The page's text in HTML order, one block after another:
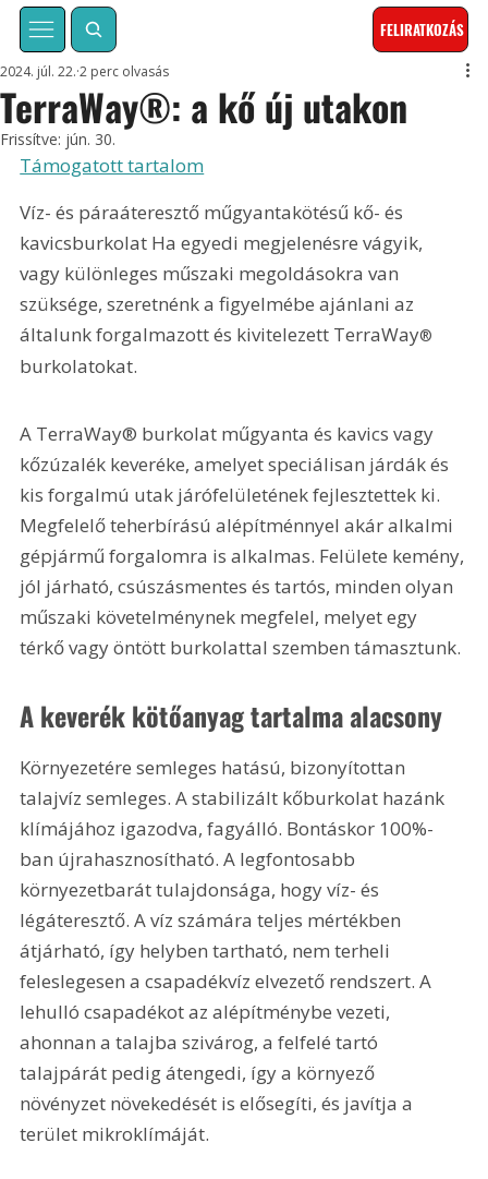
FELIRATKOZÁS
TerraWay®: a kő új utakon
2024. júl. 22. 2 perc olvasás
Frissítve: jún. 30.
Támogatott tartalom
Víz- és páraáteresztő műgyantakötésű kő- és
kavicsburkolat Ha egyedi megjelenésre vágyik,
vagy különleges műszaki megoldásokra van
szüksége, szeretnénk a figyelmébe ajánlani az
általunk forgalmazott és kivitelezett TerraWay®
burkolatokat.
A TerraWay® burkolat műgyanta és kavics vagy
kőzúzalék keveréke, amelyet speciá­lisan járdák és
kis forgalmú utak járófelületének fejlesztettek ki.
Megfelelő teherbírású alépítménnyel akár alkalmi
gépjármű forgalomra is alkalmas. Felülete kemény,
jól járható, csúszásmentes és tartós, minden olyan
műszaki követelménynek megfelel, melyet egy
térkő vagy öntött burkolattal szemben támasztunk.
A keverék kötőanyag tartalma alacsony
Környezetére semleges hatású, bizonyítottan
talajvíz semleges. A stabilizált kőburkolat hazánk
klímájához igazodva, fagyálló. Bontáskor 100%-
ban újrahasznosítható. A legfontosabb
környezetbarát tulajdonsága, hogy víz- és
légáteresztő. A víz számára teljes mértékben
átjárható, így helyben tartható, nem terheli
feleslegesen a csapadékvíz elvezető rendszert. A
lehulló csapadékot az alépítménybe vezeti,
ahonnan a talajba szivárog, a felfelé tartó
talajpárát pedig átengedi, így a környező
növényzet növekedését is elősegíti, és javítja a
terület mikroklímáját.